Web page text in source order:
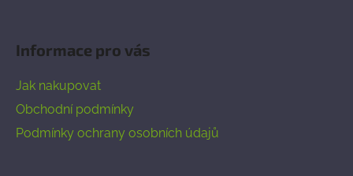
Informace pro vás
Jak nakupovat
Obchodní podmínky
Podmínky ochrany osobních údajů